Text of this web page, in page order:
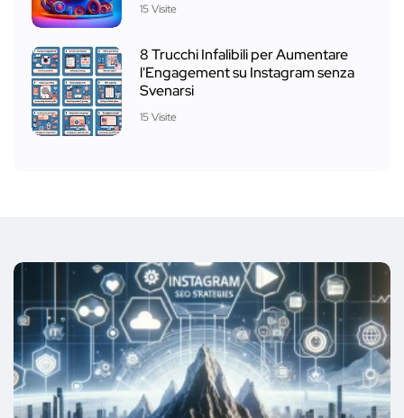
15 Visite
8 Trucchi Infalibili per Aumentare
l'Engagement su Instagram senza
Svenarsi
15 Visite